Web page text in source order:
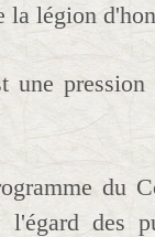
légion
du
l'égard des